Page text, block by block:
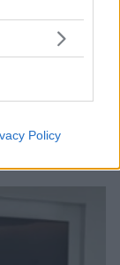
Policy
τη μάχη